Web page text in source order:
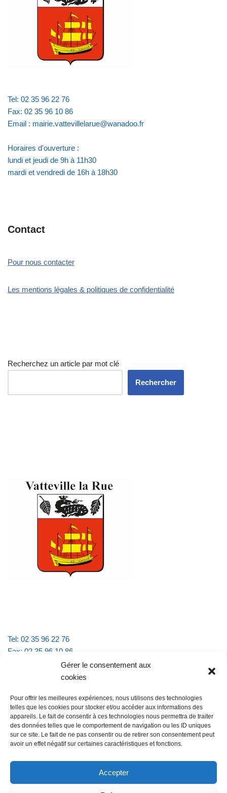
Gérer le consentement aux
cookies
Pour offrir les meilleures expériences, nous utilisons des technologies
telles que les cookies pour stocker et/ou accéder aux informations des
appareils. Le fait de consentir à ces technologies nous permettra de traiter
des données telles que le comportement de navigation ou les ID uniques
sur ce site. Le fait de ne pas consentir ou de retirer son consentement peut
avoir un effet négatif sur certaines caractéristiques et fonctions.
Accepter
Tel: 02 35 96 22 76
Fax: 02 35 96 10 86
Email : mairie.vattevillelarue@wanadoo.fr
Horaires d'ouverture :
lundi et jeudi de 9h à 11h30
mardi et vendredi de 16h à 18h30
Contact
Pour nous contacter
Les mentions légales & politiques de confidentialité
Recherchez un article par mot clé
Rechercher
Tel: 02 35 96 22 76
Fax: 02 35 96 10 86
Email : mairie.vattevillelarue@wanadoo.fr
lundi et jeudi de 9h à 11h30
mardi et vendredi de 16h à 18h30